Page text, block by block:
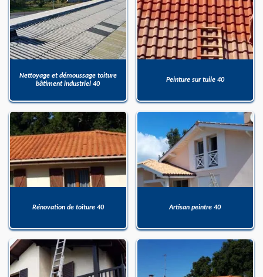
Nettoyage et démoussage toiture
bâtiment industriel 40
Peinture sur tuile 40
Rénovation de toiture 40 Artisan peintre 40